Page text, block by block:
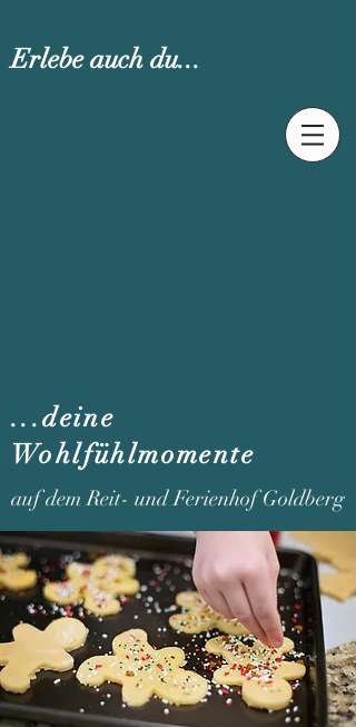
Erlebe auch du...
...deine
Wohlfühlmomente
auf dem Reit- und Ferienhof Goldberg